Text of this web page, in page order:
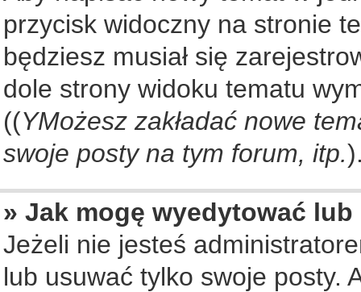
przycisk widoczny na stronie
będziesz musiał się
dole strony widoku tematu
((YMożesz zakładać nowe
swoje posty na tym forum, itp.
» Jak mogę wyedytować
Jeżeli nie jesteś
lub usuwać tylko swoje posty.